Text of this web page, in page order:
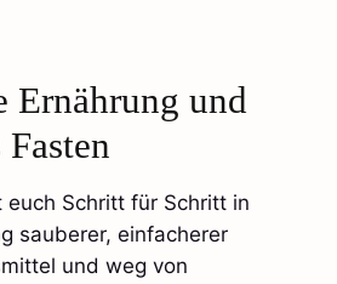
Ernährung und
Fasten
euch Schritt für Schritt in
sauberer, einfacherer
und weg von